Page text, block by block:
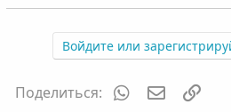
Войдите или
Поделиться: WhatsApp